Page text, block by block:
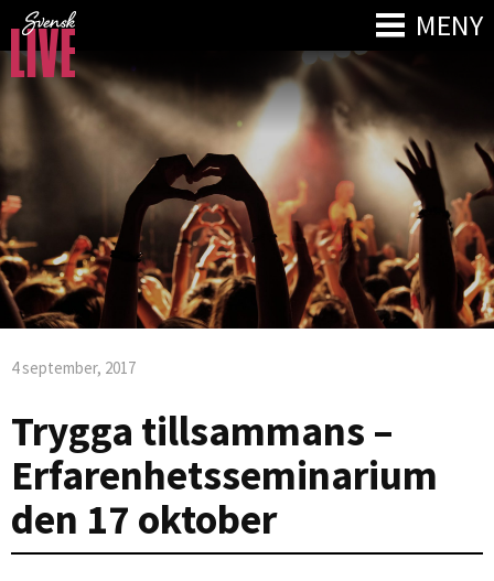
MENY
4 september, 2017
Trygga tillsammans –
Erfarenhetsseminarium
den 17 oktober